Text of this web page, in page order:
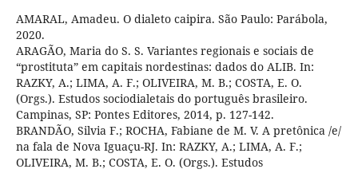
AMARAL, Amadeu. O dialeto caipira. São Paulo: Parábola,
2020.
ARAGÃO, Maria do S. S. Variantes regionais e sociais de
“prostituta” em capitais nordestinas: dados do ALIB. In:
RAZKY, A.; LIMA, A. F.; OLIVEIRA, M. B.; COSTA, E. O.
(Orgs.). Estudos sociodialetais do português brasileiro.
Campinas, SP: Pontes Editores, 2014, p. 127-142.
BRANDÃO, Silvia F.; ROCHA, Fabiane de M. V. A pretônica /e/
na fala de Nova Iguaçu-RJ. In: RAZKY, A.; LIMA, A. F.;
OLIVEIRA, M. B.; COSTA, E. O. (Orgs.). Estudos